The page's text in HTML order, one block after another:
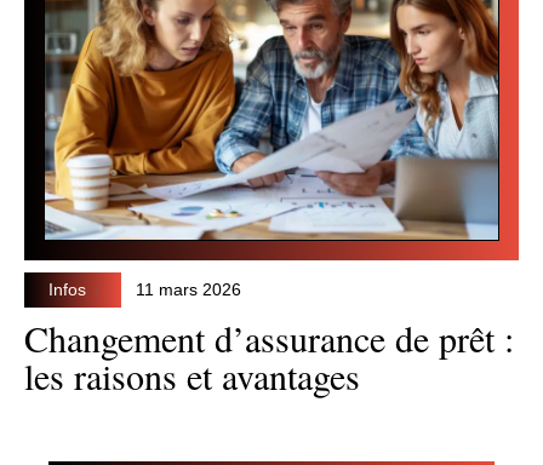
Infos 11 mars 2026
Changement d’assurance de prêt :
les raisons et avantages